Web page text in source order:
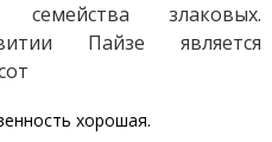
семейства злаковых.
Пайзе является
хорошая.